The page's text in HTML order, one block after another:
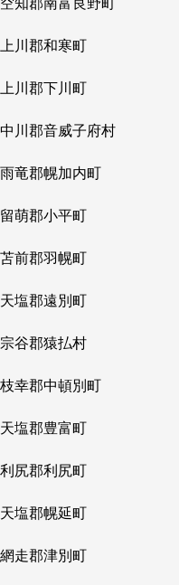
上川郡和寒町
上川郡下川町
中川郡音威子府村
雨竜郡幌加内町
留萌郡小平町
苫前郡羽幌町
天塩郡遠別町
宗谷郡猿払村
枝幸郡中頓別町
天塩郡豊富町
利尻郡利尻町
天塩郡幌延町
網走郡津別町